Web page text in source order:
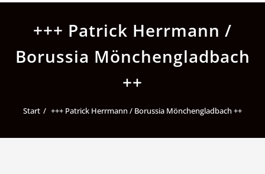
+++ Patrick Herrmann /
Borussia Mönchengladbach
++
Start +++ Patrick Herrmann / Borussia Mönchengladbach ++